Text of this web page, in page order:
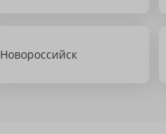
Новороссийск